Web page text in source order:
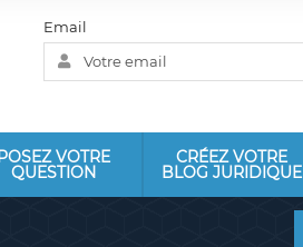
Email
VOTRE
QUESTION
CRÉEZ VOTRE
BLOG JURIDIQUE